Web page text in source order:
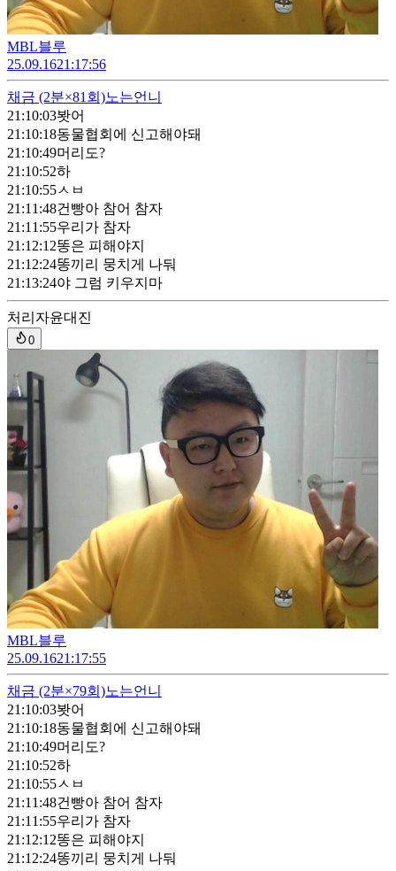
MBL블루
25.09.1621:17:56
채금 (2분×81회)노는언니
21:10:03봣어
21:10:18동물협회에 신고해야돼
21:10:49머리도?
21:10:52하
21:10:55ㅅㅂ
21:11:48건빵아 참어 참자
21:11:55우리가 참자
21:12:12똥은 피해야지
21:12:24똥끼리 뭉치게 나둬
21:13:24야 그럼 키우지마
처리자윤대진
0
MBL블루
25.09.1621:17:55
채금 (2분×79회)노는언니
21:10:03봣어
21:10:18동물협회에 신고해야돼
21:10:49머리도?
21:10:52하
21:10:55ㅅㅂ
21:11:48건빵아 참어 참자
21:11:55우리가 참자
21:12:12똥은 피해야지
21:12:24똥끼리 뭉치게 나둬